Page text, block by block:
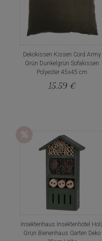
Dekokissen Kissen Cord Army
Grün Dunkelgrün Sofakissen
Polyester 45x45 cm
15,59 €
Insektenhaus Insektenhotel
Grün Bienenhaus Garten Deko